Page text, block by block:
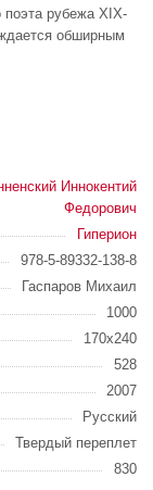
поэта рубежа XIX-
обширным
Иннокентий
Федорович
Гиперион
978-5-89332-138-8
Гаспаров Михаил
1000
170x240
528
2007
Русский
Твердый переплет
830